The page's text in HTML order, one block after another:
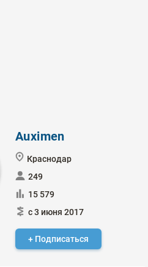
Auximen
Краснодар
249
15 579
с 3 июня 2017
+ Подписаться